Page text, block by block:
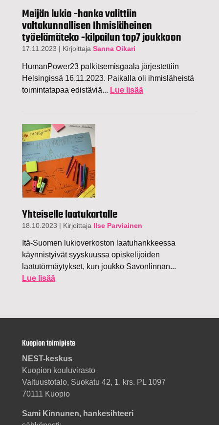
Meijän lukio -hanke valittiin
valtakunnallisen Ihmisläheinen
työelämäteko -kilpailun top7 joukkoon
17.11.2023 | Kirjoittaja Sanna Oikari
HumanPower23 palkitsemisgaala järjestettiin
Helsingissä 16.11.2023. Paikalla oli ihmisläheistä
toimintatapaa edistäviä... Lue lisää
Yhteiselle laatukartalle
18.10.2023 | Kirjoittaja Ilse Parviainen
Itä-Suomen lukioverkoston laatuhankkeessa
käynnistyivät syyskuussa opiskelijoiden
laatutörmäytykset, kun joukko Savonlinnan...
Lue lisää
Kuopion toimipiste
NEST-keskus
Kuopion kouluvirasto
Valtuustotalo, Suokatu 42, 1. krs. PL 1097
70111 Kuopio
Sami Kinnunen, hankesihteeri